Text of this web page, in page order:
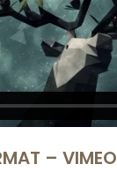
– VIMEO